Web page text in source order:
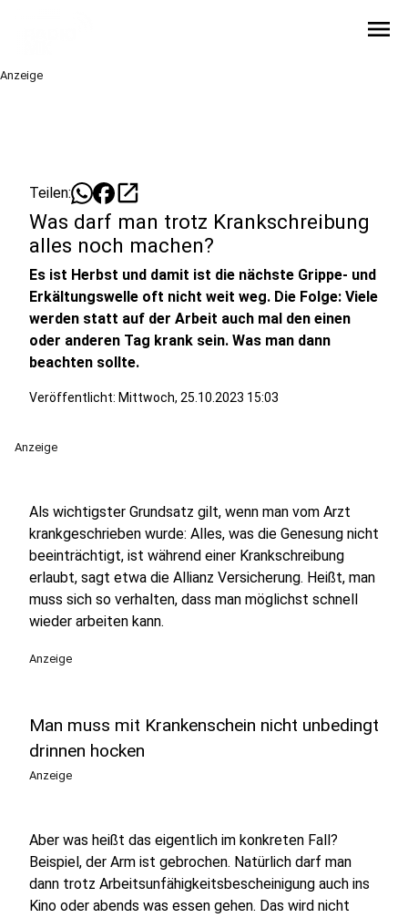
menu
Anzeige
Teilen: open_in_new
Was darf man trotz Krankschreibung
alles noch machen?
Es ist Herbst und damit ist die nächste Grippe- und
Erkältungswelle oft nicht weit weg. Die Folge: Viele
werden statt auf der Arbeit auch mal den einen
oder anderen Tag krank sein. Was man dann
beachten sollte.
Veröffentlicht: Mittwoch, 25.10.2023 15:03
Anzeige
Als wichtigster Grundsatz gilt, wenn man vom Arzt
krankgeschrieben wurde: Alles, was die Genesung nicht
beeinträchtigt, ist während einer Krankschreibung
erlaubt, sagt etwa die Allianz Versicherung. Heißt, man
muss sich so verhalten, dass man möglichst schnell
wieder arbeiten kann.
Anzeige
Man muss mit Krankenschein nicht unbedingt
drinnen hocken
Anzeige
Aber was heißt das eigentlich im konkreten Fall?
Beispiel, der Arm ist gebrochen. Natürlich darf man
dann trotz Arbeitsunfähigkeitsbescheinigung auch ins
Kino oder abends was essen gehen. Das wird nicht